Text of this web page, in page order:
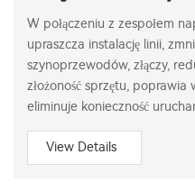
W połączeniu z zespołem
upraszcza instalację linii,
szynoprzewodów, złączy,
złożoność sprzętu,
eliminuje konieczność
View Details